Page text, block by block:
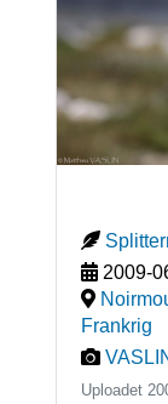
2009-
Frankrig
Uploadet